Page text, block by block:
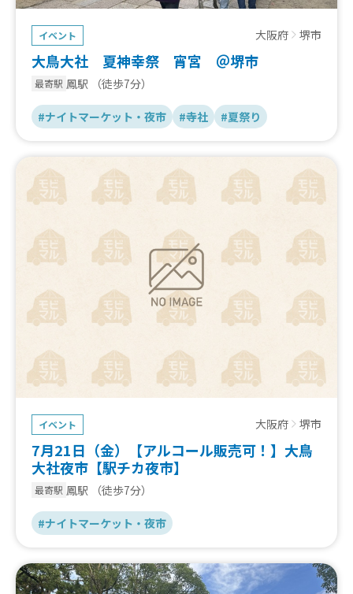
イベント 大阪府 堺市
大鳥大社 夏神幸祭 宵宮 ＠堺市
最寄駅 鳳駅 （徒歩7分）
#ナイトマーケット・夜市 #寺社 #夏祭り
イベント 大阪府 堺市
7月21日（金）【アルコール販売可！】大鳥
大社夜市【駅チカ夜市】
最寄駅 鳳駅 （徒歩7分）
#ナイトマーケット・夜市